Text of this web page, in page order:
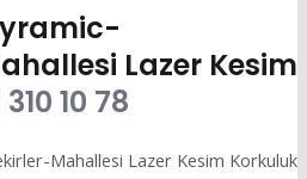
Lazer Kesim
10 78
Mahallesi Lazer Kesim Korkuluk